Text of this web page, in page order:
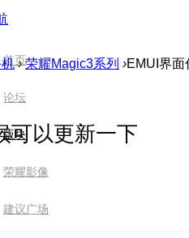
首页
论坛
版块
荣耀影像
建议广场
› 荣耀Magic3系列 ›EMUI界
可以更新一下